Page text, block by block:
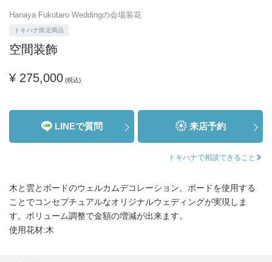
Hanaya Fukutaro Weddingの会場装花
トキハナ限定商品
空間装飾
¥ 275,000 (税込)
LINEで質問 来店予約
トキハナで相談できること
木と雲とボードのウェルカムデコレーション。ボードを使用する
ことでコンセプチュアルなオリジナルウェディングが実現しま
す。ボリューム調整で金額の増減が出来ます。
使用花材:木